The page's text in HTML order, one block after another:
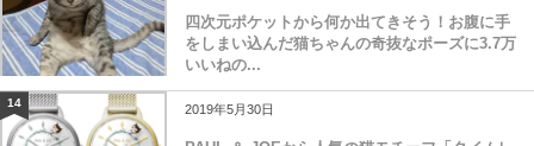
四次元ポケットから何か出てきそう！お腹に手
をしまい込んだ猫ちゃんの奇抜なポーズに3.7万
いいねの...
14 2019年5月30日